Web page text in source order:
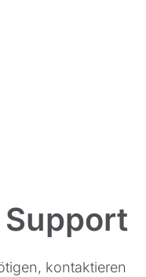
kontaktieren